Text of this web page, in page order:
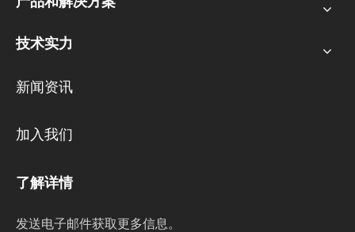
技术实力
新闻资讯
加入我们
了解详情
发送电子邮件获取更多信息。